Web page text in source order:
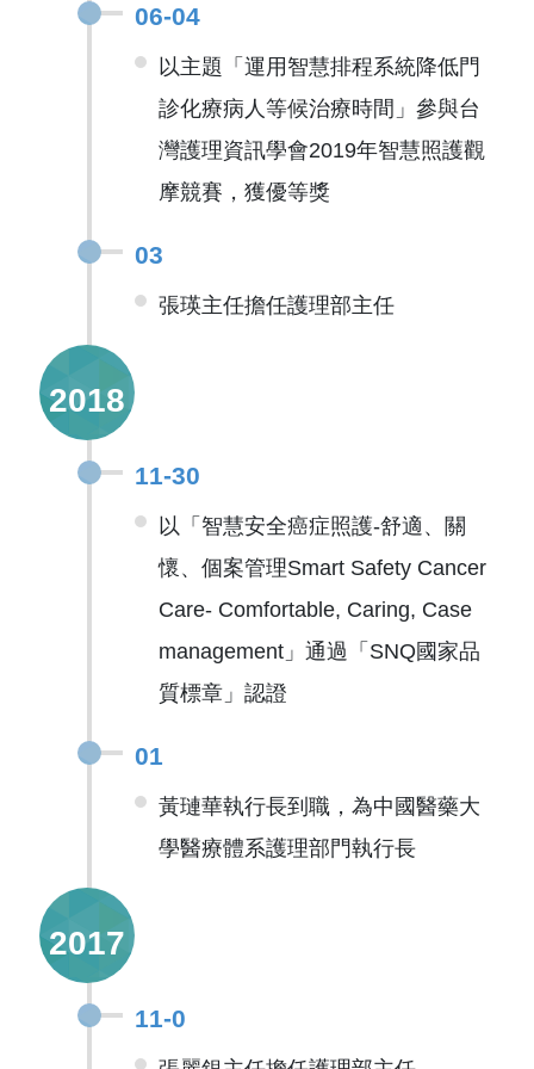
06-04
以主題「運用智慧排程系統降低門
診化療病人等候治療時間」參與台
灣護理資訊學會2019年智慧照護觀
摩競賽，獲優等獎
03
張瑛主任擔任護理部主任
2018
11-30
以「智慧安全癌症照護-舒適、關
懷、個案管理Smart Safety Cancer
Care- Comfortable, Caring, Case
management」通過「SNQ國家品
質標章」認證
01
黃璉華執行長到職，為中國醫藥大
學醫療體系護理部門執行長
2017
11-0